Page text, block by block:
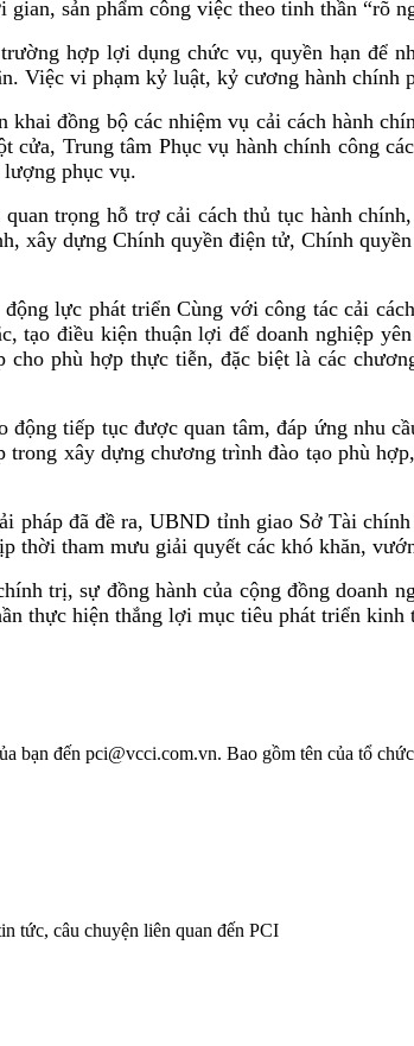
gian, sản phẩm công việc theo tinh thần “rõ
hợp lợi dụng chức vụ, quyền hạn để
Việc vi phạm kỷ luật, kỷ cương hành
đồng bộ các nhiệm vụ cải cách hành
cửa, Trung tâm Phục vụ hành chính công
lượng phục vụ.
trọng hỗ trợ cải cách thủ tục hành
xây dựng Chính quyền điện tử, Chính
lực phát triển Cùng với công tác cải
tạo điều kiện thuận lợi để doanh nghiệp
cho phù hợp thực tiễn, đặc biệt là các
động tiếp tục được quan tâm, đáp ứng nhu
trong xây dựng chương trình đào tạo phù
pháp đã đề ra, UBND tỉnh giao Sở Tài
thời tham mưu giải quyết các khó khăn,
trị, sự đồng hành của cộng đồng
thực hiện thắng lợi mục tiêu phát triển
bạn đến pci@vcci.com.vn. Bao gồm tên của tổ
tức, câu chuyện liên quan đến PCI